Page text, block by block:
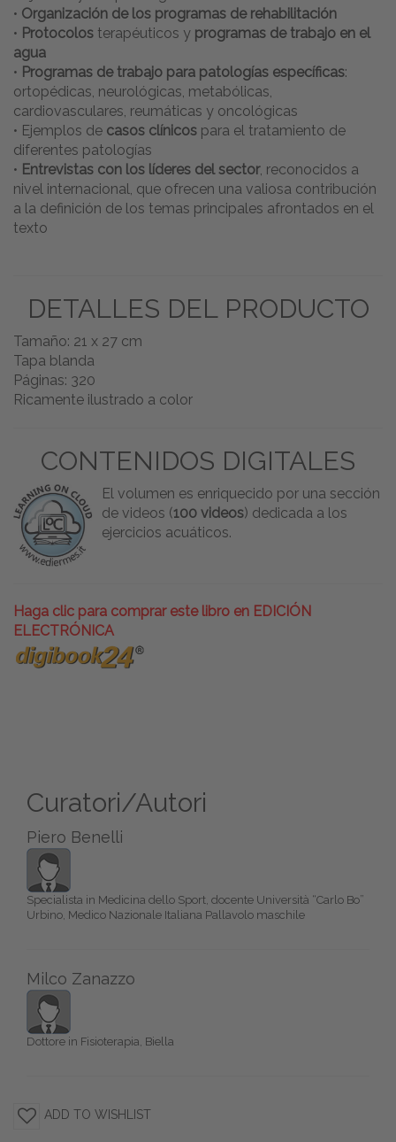
• Organización de los programas de rehabilitación
• Protocolos terapéuticos y programas de trabajo en el
agua
• Programas de trabajo para patologías específicas:
ortopédicas, neurológicas, metabólicas,
cardiovasculares, reumáticas y oncológicas
• Ejemplos de casos clínicos para el tratamiento de
diferentes patologías
• Entrevistas con los líderes del sector, reconocidos a
nivel internacional, que ofrecen una valiosa contribución
a la definición de los temas principales afrontados en el
texto
DETALLES DEL PRODUCTO
Tamaño: 21 x 27 cm
Tapa blanda
Páginas: 320
Ricamente ilustrado a color
CONTENIDOS DIGITALES
El volumen es enriquecido por una sección
de videos (100 videos) dedicada a los
ejercicios acuáticos.
Haga clic para comprar este libro en EDICIÓN
ELECTRÓNICA
Curatori/Autori
Piero Benelli
Specialista in Medicina dello Sport, docente Università “Carlo Bo”
Urbino, Medico Nazionale Italiana Pallavolo maschile
Milco Zanazzo
Dottore in Fisioterapia, Biella
ADD TO WISHLIST